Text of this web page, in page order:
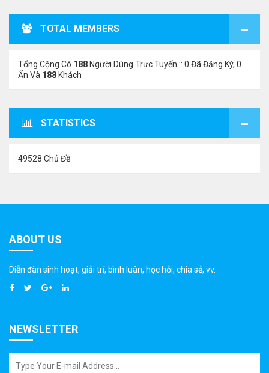
TOTAL MEMBERS
Tổng Cộng Có 188 Người Dùng Trực Tuyến :: 0 Đã Đăng Ký, 0
Ẩn Và 188 Khách
STATISTICS
49528 Chủ Đề
ABOUT US
Diễn đàn sinh hoạt, giải trí, bình luân, học hỏi, chia sẻ, vv.
NEWSLETTER